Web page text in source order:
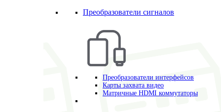
Преобразователи сигналов
Преобразователи интерфейсов
Карты захвата видео
Матричные HDMI коммутаторы